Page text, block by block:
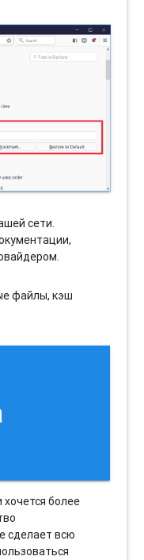
сети.
файлы, кэш
более
сделает всю